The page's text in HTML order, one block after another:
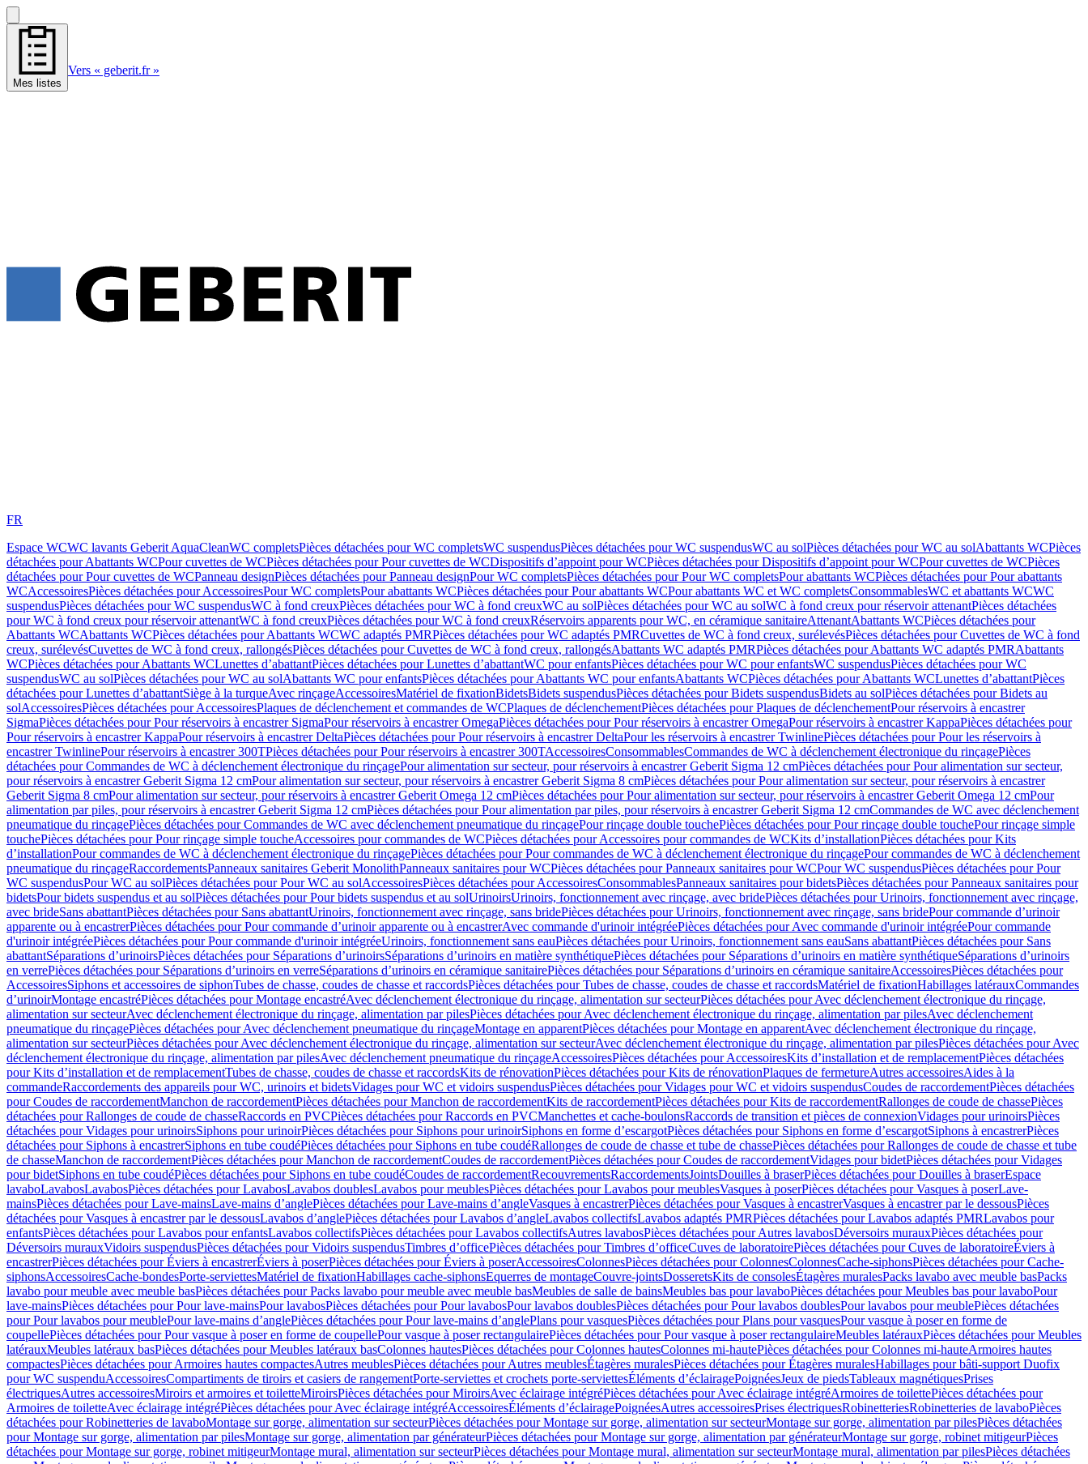
Mes listes
Vers « geberit.fr »
FR
Espace WCWC lavants Geberit AquaCleanWC completsPièces détachées pour WC completsWC suspendusPièces détachées pour WC suspendusWC au solPièces détachées pour WC au solAbattants WCPièces
détachées pour Abattants WCPour cuvettes de WCPièces détachées pour Pour cuvettes de WCDispositifs d’appoint pour WCPièces détachées pour Dispositifs d’appoint pour WCPour cuvettes de WCPièces
détachées pour Pour cuvettes de WCPanneau designPièces détachées pour Panneau designPour WC completsPièces détachées pour Pour WC completsPour abattants WCPièces détachées pour Pour abattants
WCAccessoiresPièces détachées pour AccessoiresPour WC completsPour abattants WCPièces détachées pour Pour abattants WCPour abattants WC et WC completsConsommablesWC et abattants WCWC
suspendusPièces détachées pour WC suspendusWC à fond creuxPièces détachées pour WC à fond creuxWC au solPièces détachées pour WC au solWC à fond creux pour réservoir attenantPièces détachées
pour WC à fond creux pour réservoir attenantWC à fond creuxPièces détachées pour WC à fond creuxRéservoirs apparents pour WC, en céramique sanitaireAttenantAbattants WCPièces détachées pour
Abattants WCAbattants WCPièces détachées pour Abattants WCWC adaptés PMRPièces détachées pour WC adaptés PMRCuvettes de WC à fond creux, surélevésPièces détachées pour Cuvettes de WC à fond
creux, surélevésCuvettes de WC à fond creux, rallongésPièces détachées pour Cuvettes de WC à fond creux, rallongésAbattants WC adaptés PMRPièces détachées pour Abattants WC adaptés PMRAbattants
WCPièces détachées pour Abattants WCLunettes d’abattantPièces détachées pour Lunettes d’abattantWC pour enfantsPièces détachées pour WC pour enfantsWC suspendusPièces détachées pour WC
suspendusWC au solPièces détachées pour WC au solAbattants WC pour enfantsPièces détachées pour Abattants WC pour enfantsAbattants WCPièces détachées pour Abattants WCLunettes d’abattantPièces
détachées pour Lunettes d’abattantSiège à la turqueAvec rinçageAccessoiresMatériel de fixationBidetsBidets suspendusPièces détachées pour Bidets suspendusBidets au solPièces détachées pour Bidets au
solAccessoiresPièces détachées pour AccessoiresPlaques de déclenchement et commandes de WCPlaques de déclenchementPièces détachées pour Plaques de déclenchementPour réservoirs à encastrer
SigmaPièces détachées pour Pour réservoirs à encastrer SigmaPour réservoirs à encastrer OmegaPièces détachées pour Pour réservoirs à encastrer OmegaPour réservoirs à encastrer KappaPièces détachées pour
Pour réservoirs à encastrer KappaPour réservoirs à encastrer DeltaPièces détachées pour Pour réservoirs à encastrer DeltaPour les réservoirs à encastrer TwinlinePièces détachées pour Pour les réservoirs à
encastrer TwinlinePour réservoirs à encastrer 300TPièces détachées pour Pour réservoirs à encastrer 300TAccessoiresConsommablesCommandes de WC à déclenchement électronique du rinçagePièces
détachées pour Commandes de WC à déclenchement électronique du rinçagePour alimentation sur secteur, pour réservoirs à encastrer Geberit Sigma 12 cmPièces détachées pour Pour alimentation sur secteur,
pour réservoirs à encastrer Geberit Sigma 12 cmPour alimentation sur secteur, pour réservoirs à encastrer Geberit Sigma 8 cmPièces détachées pour Pour alimentation sur secteur, pour réservoirs à encastrer
Geberit Sigma 8 cmPour alimentation sur secteur, pour réservoirs à encastrer Geberit Omega 12 cmPièces détachées pour Pour alimentation sur secteur, pour réservoirs à encastrer Geberit Omega 12 cmPour
alimentation par piles, pour réservoirs à encastrer Geberit Sigma 12 cmPièces détachées pour Pour alimentation par piles, pour réservoirs à encastrer Geberit Sigma 12 cmCommandes de WC avec déclenchement
pneumatique du rinçagePièces détachées pour Commandes de WC avec déclenchement pneumatique du rinçagePour rinçage double touchePièces détachées pour Pour rinçage double touchePour rinçage simple
touchePièces détachées pour Pour rinçage simple toucheAccessoires pour commandes de WCPièces détachées pour Accessoires pour commandes de WCKits d’installationPièces détachées pour Kits
d’installationPour commandes de WC à déclenchement électronique du rinçagePièces détachées pour Pour commandes de WC à déclenchement électronique du rinçagePour commandes de WC à déclenchement
pneumatique du rinçageRaccordementsPanneaux sanitaires Geberit MonolithPanneaux sanitaires pour WCPièces détachées pour Panneaux sanitaires pour WCPour WC suspendusPièces détachées pour Pour
WC suspendusPour WC au solPièces détachées pour Pour WC au solAccessoiresPièces détachées pour AccessoiresConsommablesPanneaux sanitaires pour bidetsPièces détachées pour Panneaux sanitaires pour
bidetsPour bidets suspendus et au solPièces détachées pour Pour bidets suspendus et au solUrinoirsUrinoirs, fonctionnement avec rinçage, avec bridePièces détachées pour Urinoirs, fonctionnement avec rinçage,
avec brideSans abattantPièces détachées pour Sans abattantUrinoirs, fonctionnement avec rinçage, sans bridePièces détachées pour Urinoirs, fonctionnement avec rinçage, sans bridePour commande d’urinoir
apparente ou à encastrerPièces détachées pour Pour commande d’urinoir apparente ou à encastrerAvec commande d'urinoir intégréePièces détachées pour Avec commande d'urinoir intégréePour commande
d'urinoir intégréePièces détachées pour Pour commande d'urinoir intégréeUrinoirs, fonctionnement sans eauPièces détachées pour Urinoirs, fonctionnement sans eauSans abattantPièces détachées pour Sans
abattantSéparations d’urinoirsPièces détachées pour Séparations d’urinoirsSéparations d’urinoirs en matière synthétiquePièces détachées pour Séparations d’urinoirs en matière synthétiqueSéparations d’urinoirs
en verrePièces détachées pour Séparations d’urinoirs en verreSéparations d’urinoirs en céramique sanitairePièces détachées pour Séparations d’urinoirs en céramique sanitaireAccessoiresPièces détachées pour
AccessoiresSiphons et accessoires de siphonTubes de chasse, coudes de chasse et raccordsPièces détachées pour Tubes de chasse, coudes de chasse et raccordsMatériel de fixationHabillages latérauxCommandes
dʼurinoirMontage encastréPièces détachées pour Montage encastréAvec déclenchement électronique du rinçage, alimentation sur secteurPièces détachées pour Avec déclenchement électronique du rinçage,
alimentation sur secteurAvec déclenchement électronique du rinçage, alimentation par pilesPièces détachées pour Avec déclenchement électronique du rinçage, alimentation par pilesAvec déclenchement
pneumatique du rinçagePièces détachées pour Avec déclenchement pneumatique du rinçageMontage en apparentPièces détachées pour Montage en apparentAvec déclenchement électronique du rinçage,
alimentation sur secteurPièces détachées pour Avec déclenchement électronique du rinçage, alimentation sur secteurAvec déclenchement électronique du rinçage, alimentation par pilesPièces détachées pour Avec
déclenchement électronique du rinçage, alimentation par pilesAvec déclenchement pneumatique du rinçageAccessoiresPièces détachées pour AccessoiresKits d’installation et de remplacementPièces détachées
pour Kits d’installation et de remplacementTubes de chasse, coudes de chasse et raccordsKits de rénovationPièces détachées pour Kits de rénovationPlaques de fermetureAutres accessoiresAides à la
commandeRaccordements des appareils pour WC, urinoirs et bidetsVidages pour WC et vidoirs suspendusPièces détachées pour Vidages pour WC et vidoirs suspendusCoudes de raccordementPièces détachées
pour Coudes de raccordementManchon de raccordementPièces détachées pour Manchon de raccordementKits de raccordementPièces détachées pour Kits de raccordementRallonges de coude de chassePièces
détachées pour Rallonges de coude de chasseRaccords en PVCPièces détachées pour Raccords en PVCManchettes et cache-boulonsRaccords de transition et pièces de connexionVidages pour urinoirsPièces
détachées pour Vidages pour urinoirsSiphons pour urinoirPièces détachées pour Siphons pour urinoirSiphons en forme d’escargotPièces détachées pour Siphons en forme d’escargotSiphons à encastrerPièces
détachées pour Siphons à encastrerSiphons en tube coudéPièces détachées pour Siphons en tube coudéRallonges de coude de chasse et tube de chassePièces détachées pour Rallonges de coude de chasse et tube
de chasseManchon de raccordementPièces détachées pour Manchon de raccordementCoudes de raccordementPièces détachées pour Coudes de raccordementVidages pour bidetPièces détachées pour Vidages
pour bidetSiphons en tube coudéPièces détachées pour Siphons en tube coudéCoudes de raccordementRecouvrementsRaccordementsJointsDouilles à braserPièces détachées pour Douilles à braserEspace
lavaboLavabosLavabosPièces détachées pour LavabosLavabos doublesLavabos pour meublesPièces détachées pour Lavabos pour meublesVasques à poserPièces détachées pour Vasques à poserLave-
mainsPièces détachées pour Lave-mainsLave-mains d’anglePièces détachées pour Lave-mains d’angleVasques à encastrerPièces détachées pour Vasques à encastrerVasques à encastrer par le dessousPièces
détachées pour Vasques à encastrer par le dessousLavabos d’anglePièces détachées pour Lavabos d’angleLavabos collectifsLavabos adaptés PMRPièces détachées pour Lavabos adaptés PMRLavabos pour
enfantsPièces détachées pour Lavabos pour enfantsLavabos collectifsPièces détachées pour Lavabos collectifsAutres lavabosPièces détachées pour Autres lavabosDéversoirs murauxPièces détachées pour
Déversoirs murauxVidoirs suspendusPièces détachées pour Vidoirs suspendusTimbres dʼofficePièces détachées pour Timbres dʼofficeCuves de laboratoirePièces détachées pour Cuves de laboratoireÉviers à
encastrerPièces détachées pour Éviers à encastrerÉviers à poserPièces détachées pour Éviers à poserAccessoiresColonnesPièces détachées pour ColonnesColonnesCache-siphonsPièces détachées pour Cache-
siphonsAccessoiresCache-bondesPorte-serviettesMatériel de fixationHabillages cache-siphonsEquerres de montageCouvre-jointsDosseretsKits de consolesÉtagères muralesPacks lavabo avec meuble basPacks
lavabo pour meuble avec meuble basPièces détachées pour Packs lavabo pour meuble avec meuble basMeubles de salle de bainsMeubles bas pour lavaboPièces détachées pour Meubles bas pour lavaboPour
lave-mainsPièces détachées pour Pour lave-mainsPour lavabosPièces détachées pour Pour lavabosPour lavabos doublesPièces détachées pour Pour lavabos doublesPour lavabos pour meublePièces détachées
pour Pour lavabos pour meublePour lave-mains d’anglePièces détachées pour Pour lave-mains d’anglePlans pour vasquesPièces détachées pour Plans pour vasquesPour vasque à poser en forme de
coupellePièces détachées pour Pour vasque à poser en forme de coupellePour vasque à poser rectangulairePièces détachées pour Pour vasque à poser rectangulaireMeubles latérauxPièces détachées pour Meubles
latérauxMeubles latéraux basPièces détachées pour Meubles latéraux basColonnes hautesPièces détachées pour Colonnes hautesColonnes mi-hautePièces détachées pour Colonnes mi-hauteArmoires hautes
compactesPièces détachées pour Armoires hautes compactesAutres meublesPièces détachées pour Autres meublesÉtagères muralesPièces détachées pour Étagères muralesHabillages pour bâti-support Duofix
pour WC suspenduAccessoiresCompartiments de tiroirs et casiers de rangementPorte-serviettes et crochets porte-serviettesÉléments d’éclairagePoignéesJeux de piedsTableaux magnétiquesPrises
électriquesAutres accessoiresMiroirs et armoires et toiletteMiroirsPièces détachées pour MiroirsAvec éclairage intégréPièces détachées pour Avec éclairage intégréArmoires de toilettePièces détachées pour
Armoires de toiletteAvec éclairage intégréPièces détachées pour Avec éclairage intégréAccessoiresÉléments d’éclairagePoignéesAutres accessoiresPrises électriquesRobinetteriesRobinetteries de lavaboPièces
détachées pour Robinetteries de lavaboMontage sur gorge, alimentation sur secteurPièces détachées pour Montage sur gorge, alimentation sur secteurMontage sur gorge, alimentation par pilesPièces détachées
pour Montage sur gorge, alimentation par pilesMontage sur gorge, alimentation par générateurPièces détachées pour Montage sur gorge, alimentation par générateurMontage sur gorge, robinet mitigeurPièces
détachées pour Montage sur gorge, robinet mitigeurMontage mural, alimentation sur secteurPièces détachées pour Montage mural, alimentation sur secteurMontage mural, alimentation par pilesPièces détachées